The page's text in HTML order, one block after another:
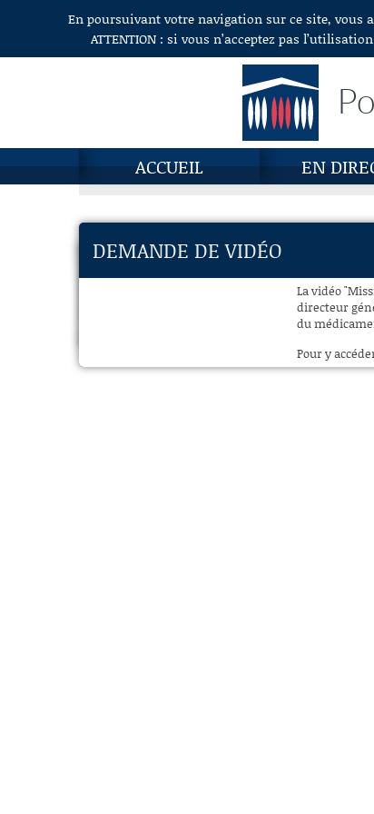
Aller au contenuEn poursuivant votre navigation sur ce site, vous
ATTENTION : si vous n’acceptez pas
ACCUEIL EN
DEMANDE DE VIDÉO
La vidéo
directeur
du
Pour y